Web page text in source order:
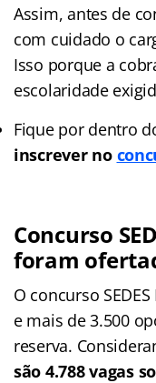
Assim, antes de
com cuidado o
Isso porque a
escolaridade
Fique por dentro
inscrever no
Concurso
foram
O concurso
e mais de 3.500
reserva.
são 4.788 vagas